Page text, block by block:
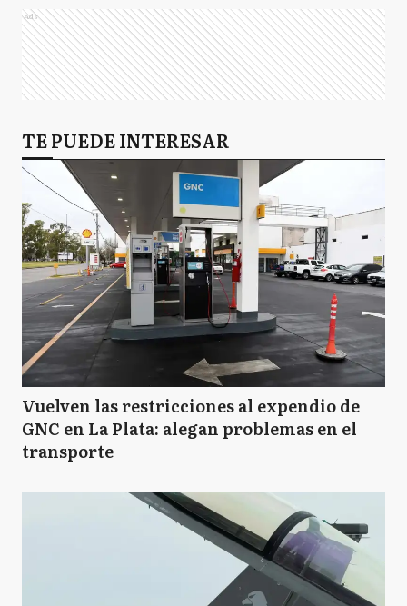
Ads
TE PUEDE INTERESAR
Vuelven las restricciones al expendio de
GNC en La Plata: alegan problemas en el
transporte